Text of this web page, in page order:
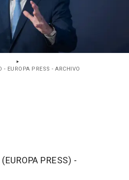
- EUROPA PRESS - ARCHIVO
PRESS) -